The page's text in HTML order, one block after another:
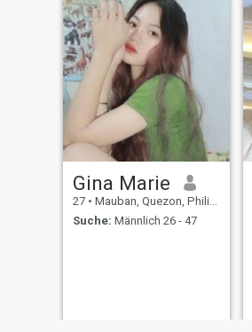
Gina Marie
27 • Mauban, Quezon, Philippinen
Suche: Männlich 26 - 47